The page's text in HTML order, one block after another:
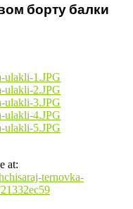
борту балки
at:
ternovka-